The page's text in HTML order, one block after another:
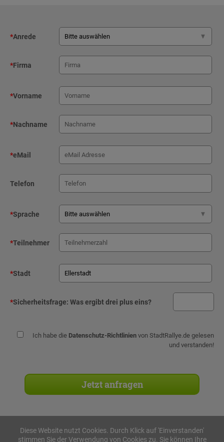
*Anrede
*Firma
*Vorname
*Nachname
*eMail
Telefon
*Sprache
*Teilnehmer
*Stadt
*Sicherheitsfrage: Was ergibt drei plus eins?
Ich habe die Datenschutz-Richtlinien von StadtRallye.de gelesen
und verstanden!
Diese Website nutzt Cookies. Durch Klick auf 'Einverstanden'
stimmen Sie der Verwendung von Cookies zu. Sie können Ihre